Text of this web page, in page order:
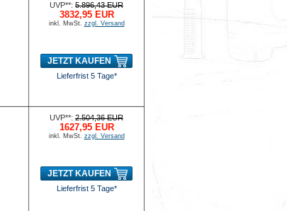
UVP**: 5.896,43 EUR
3832,95 EUR
inkl. MwSt. zzgl. Versand
JETZT KAUFEN
Lieferfrist 5 Tage*
UVP**: 2.504,36 EUR
1627,95 EUR
inkl. MwSt. zzgl. Versand
JETZT KAUFEN
Lieferfrist 5 Tage*